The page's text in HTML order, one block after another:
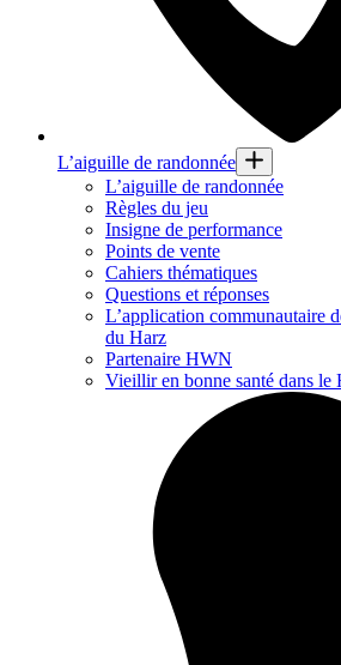
L’aiguille de randonnée
L’aiguille de randonnée
Règles du jeu
Insigne de performance
Points de vente
Cahiers thématiques
Questions et réponses
L’application communautaire
du Harz
Partenaire HWN
Vieillir en bonne santé dans le